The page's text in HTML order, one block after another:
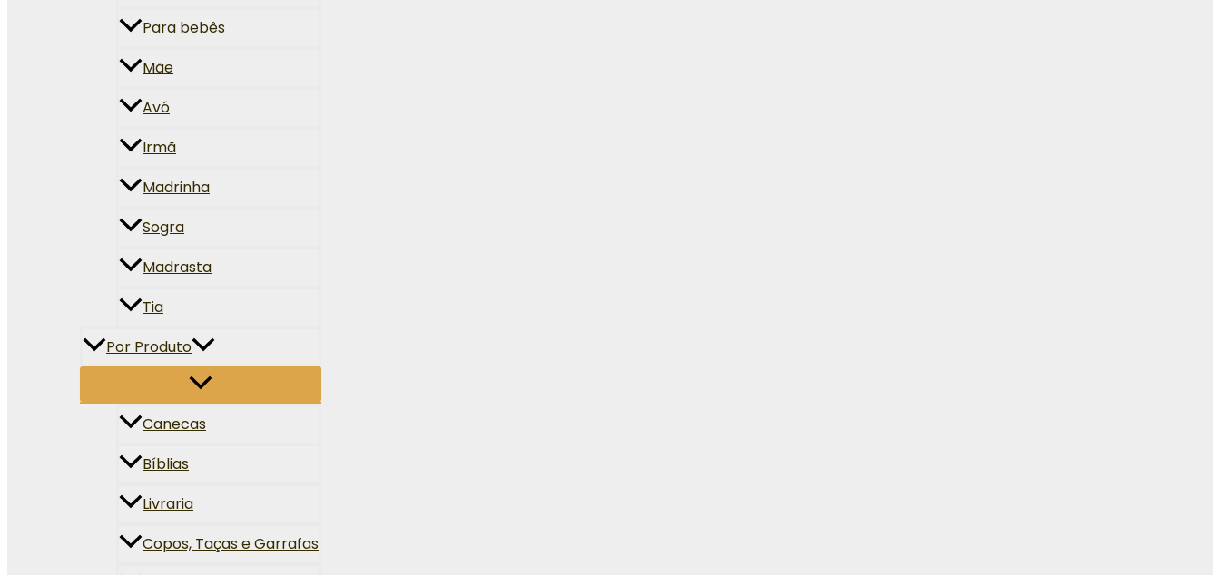
Para bebês
Mãe
Avó
Irmã
Madrinha
Sogra
Madrasta
Tia
Por Produto
Canecas
Bíblias
Livraria
Copos, Taças e Garrafas